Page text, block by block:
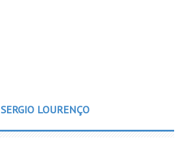
SERGIO LOURENÇO